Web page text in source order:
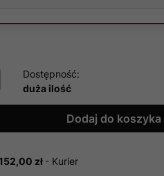
Dostępność:
duża ilość
Dodaj do koszyka
zł - Kurier